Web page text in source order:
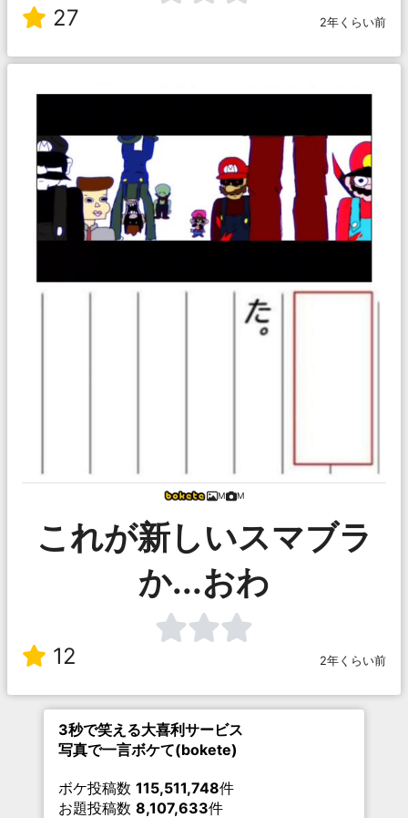
27 2年くらい前
M M
これが新しいスマブラ
か...おわ
12 2年くらい前
3秒で笑える大喜利サービス
写真で一言ボケて(bokete)
ボケ投稿数 115,511,748件
お題投稿数 8,107,633件